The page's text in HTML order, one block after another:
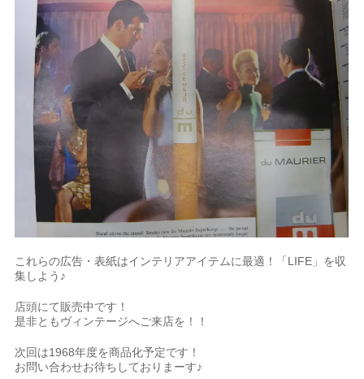
これらの広告・表紙はインテリアアイテムに最適！「LIFE」を収
集しよう♪
店頭にて販売中です！
是非ともヴィンテージへご来店を！！
次回は1968年度を商品化予定です！
お問い合わせお待ちしておりまーす♪